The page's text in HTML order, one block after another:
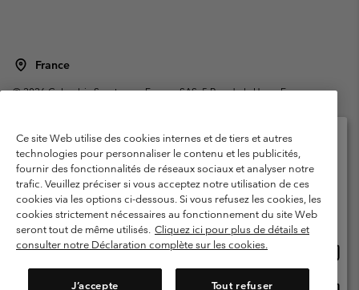
France
©2026Columbia Sportswear Europe SAS. 5 Rue de la Haye, Espace
Garanties Légales
Politique de confidentialité
Conditions d'utilisation - Membres
Conditions D'utilisation - Contenu généré par l'utilisateur
Impressum
Cookies
Public CBCR
Service client: Lun - Sam de 9h à 13h et de 14h à 18h
Ce site Web utilise des cookies internes et de tiers et autres
technologies pour personnaliser le contenu et les publicités,
fournir des fonctionnalités de réseaux sociaux et analyser notre
trafic. Veuillez préciser si vous acceptez notre utilisation de ces
cookies via les options ci-dessous. Si vous refusez les cookies, les
cookies strictement nécessaires au fonctionnement du site Web
seront tout de même utilisés. Cliquez ici pour plus de détails et
consulter notre Déclaration complète sur les cookies.
J’accepte Tout refuser
Veuillez sélectionner votre pays d’expédition et
votre langue
Achats en ligne disponibles
United States
ligne